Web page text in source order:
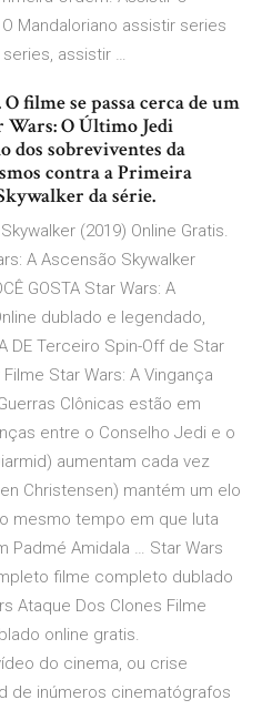
Mandaloriano assistir series
assistir …
filme se passa cerca de um
Wars: O Último Jedi
dos sobreviventes da
contra a Primeira
da série.
(2019) Online Gratis.
A Ascensão Skywalker
GOSTA Star Wars: A
dublado e legendado,
DE Terceiro Spin-Off de Star
Star Wars: A Vingança
Clônicas estão em
entre o Conselho Jedi e o
aumentam cada vez
Christensen) mantém um elo
mesmo tempo em que luta
Padmé Amidala … Star Wars
filme completo dublado
Ataque Dos Clones Filme
online gratis.
do cinema, ou crise
de inúmeros cinematógrafos